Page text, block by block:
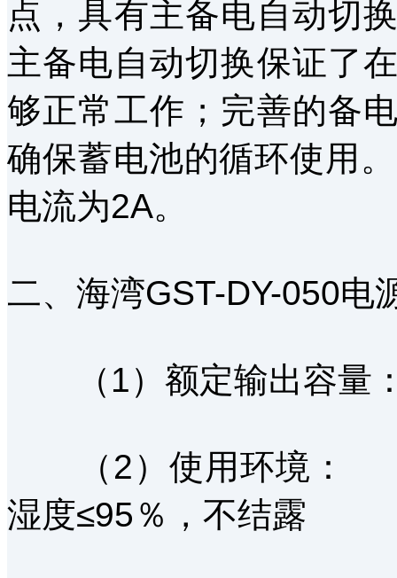
点，具有主备电自动切
主备电自动切换保证了
够正常工作；完善的备
确保蓄电池的循环使用
电流为2A。
二、海湾GST-DY-050电
（1）额定输出容量
（2）使用环境：
湿度≤95％，不结露